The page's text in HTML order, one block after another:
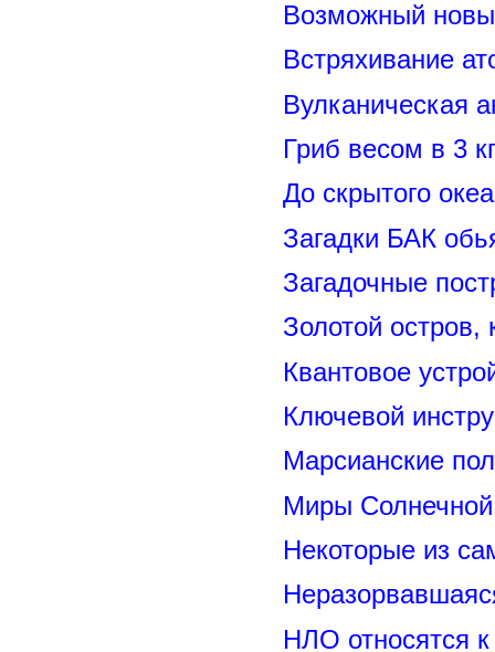
Возможный
Встряхивание
Вулканическая
Гриб весом в 3
До скрытого
Загадки БАК
Загадочные
Золотой остров,
Квантовое
Ключевой
Марсианские
Миры
Некоторые из
НЛО относятся к